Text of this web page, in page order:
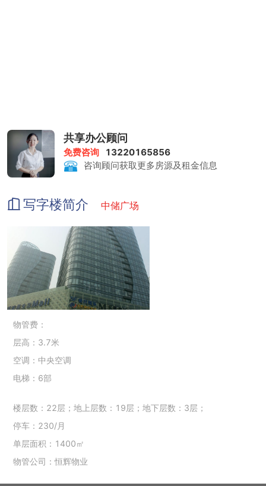
共享办公顾问
免费咨询
13220165856
咨询顾问获取更多房源及租金信息
写字楼简介 中储广场
物管费：
层高：3.7米
空调：中央空调
电梯：6部
楼层数：22层；地上层数：19层；地下层数：3层；
停车：230/月
单层面积：1400㎡
物管公司：恒辉物业